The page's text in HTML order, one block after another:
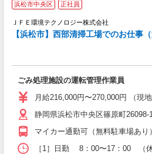
浜松市中央区 正社員
ＪＦＥ環境テクノロジー株式会社
【浜松市】西部清掃工場でのお仕事（
ごみ処理施設の運転管理作業員
月給216,000円〜270,000円 （
静岡県浜松市中央区篠原町
マイカー通勤可（無料駐車場あ
［1］日勤 8：00〜17：00 （